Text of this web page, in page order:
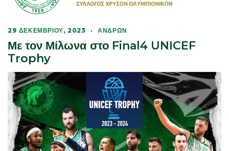
29 ΔΕΚΕΜΒΡΊΟΥ, 2023 · ΑΝΔΡΏΝ
Με τον Μίλωνα στο Final4 UNICEF
Trophy